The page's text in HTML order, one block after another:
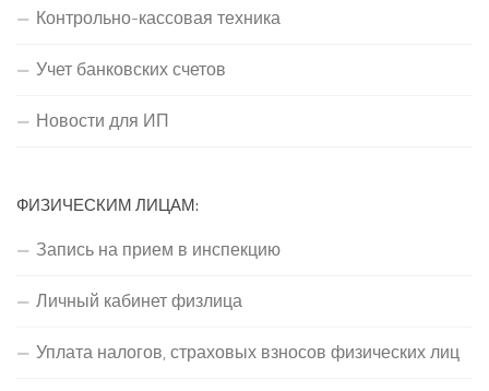
Контрольно-кассовая техника
Учет банковских счетов
Новости для ИП
ФИЗИЧЕСКИМ ЛИЦАМ:
Запись на прием в инспекцию
Личный кабинет физлица
Уплата налогов, страховых взносов физических лиц